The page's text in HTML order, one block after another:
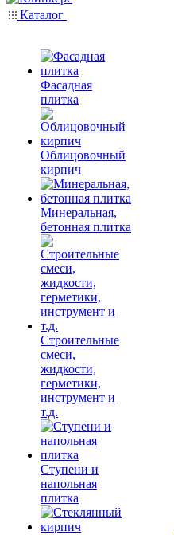
Каталог
Фасадная
плитка
Облицовочный
кирпич
Минеральная,
бетонная плитка
Строительные
смеси,
жидкости,
герметики,
инструмент и
т.д.
Ступени и
напольная
плитка